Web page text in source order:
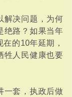
解决问题，为何
绝路？如果当年
的10年延期，
牲人民健康也要
一套，执政后做